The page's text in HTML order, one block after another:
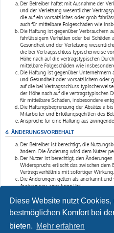
Diese Website nutzt Cookies,
bestmöglichen Komfort bei
bieten. Mehr erfahren
Der Betreiber haftet mit Ausnahme der
und der Verletzung wesentlicher
die auf ein vorsätzliches oder grob
auch für mittelbare Folgeschäden wie
Die Haftung ist gegenüber Verbrauchern
fahrlässigem Verhalten oder bei Schäden
Gesundheit und der Verletzung
die bei Vertragsschluss typischerweise
Höhe nach auf die vertragstypischen
mittelbare Folgeschäden wie
Die Haftung ist gegenüber Unternehmern
und Gesundheit oder vorsätzlichem oder
auf die bei Vertragsschluss
der Höhe nach auf die vertragstypischen
für mittelbare Schäden, insbesondere
Die Haftungsbegrenzung der Absätze a
Mitarbeiter und Erfüllungsgehilfen des
Ansprüche für eine Haftung aus
6. ÄNDERUNGSVORBEHALT
Der Betreiber ist berechtigt, die
ändern. Die Änderung wird dem Nutzer
Der Nutzer ist berechtigt, den
Widerspruchs erlischt das zwischen dem
Vertragsverhältnis mit sofortiger Wirkung.
Die Änderungen gelten als anerkannt
Änderungen zugestimmt hat.
Informationen über den Umgang mit
Datenschutzerklärung enthalten.